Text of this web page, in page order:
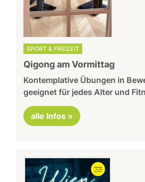
SPORT & FREIZEIT
Qigong am Vormittag
Kontemplative Übungen in
geeignet für jedes Alter und
alle Infos »